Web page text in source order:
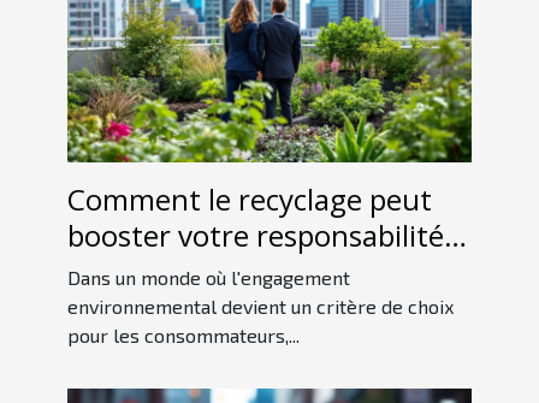
Comment le recyclage peut
booster votre responsabilité
sociale d'entreprise ?
Dans un monde où l'engagement
environnemental devient un critère de choix
pour les consommateurs,...